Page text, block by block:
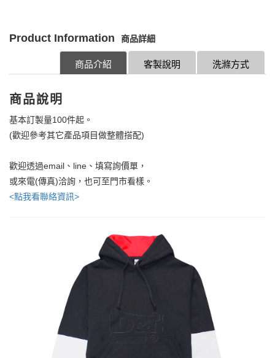
Product Information 商品詳細
洗滌方式
客製說明
商品介紹
商品說明
基本訂製量100件起。
(歡迎參考其它產品項目做整體搭配)
歡迎透過email、line、填寫詢價單，
或來電(傳真)洽詢，也可至門市看樣。
<點我看聯絡資訊>